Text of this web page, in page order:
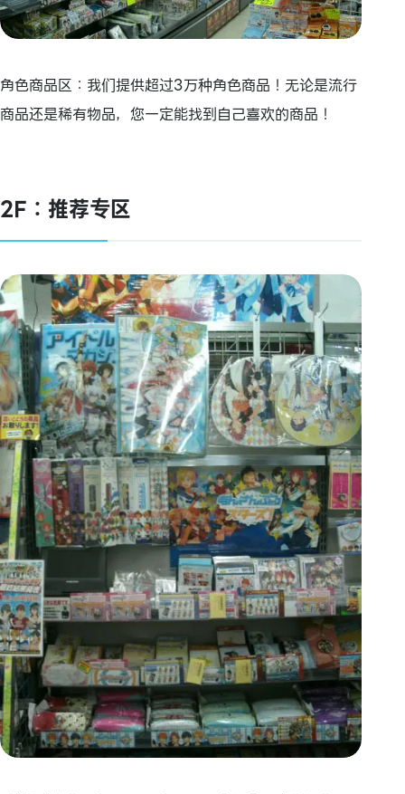
角色商品区：我们提供超过3万种角色商品！无论是流行
商品还是稀有物品，您一定能找到自己喜欢的商品！
2F：推荐专区